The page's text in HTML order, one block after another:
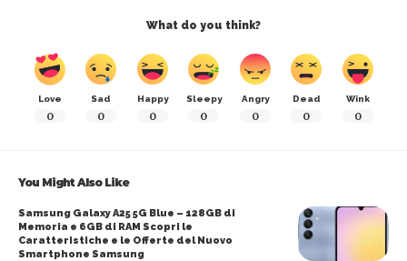
What do you think?
Love
0
Sad
0
Happy
0
Sleepy
0
Angry
0
Dead
0
Wink
0
You Might Also Like
Samsung Galaxy A25 5G Blue – 128GB di
Memoria e 6GB di RAM Scopri le
Caratteristiche e le Offerte del Nuovo
Smartphone Samsung